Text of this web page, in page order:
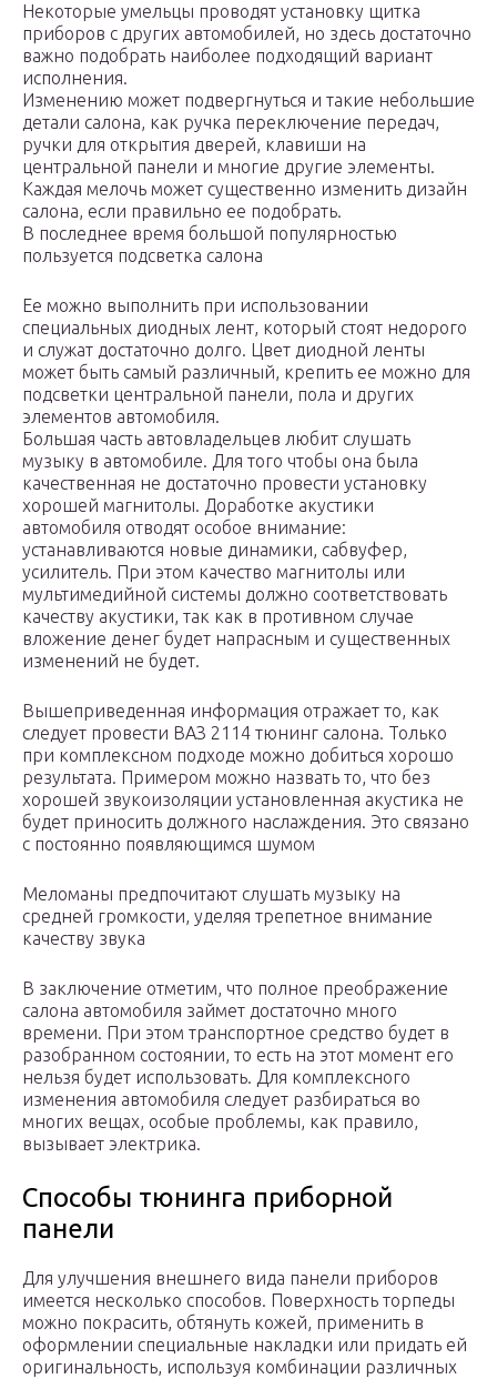
Некоторые умельцы проводят установку щитка
приборов с других автомобилей, но здесь достаточно
важно подобрать наиболее подходящий вариант
исполнения.
Изменению может подвергнуться и такие небольшие
детали салона, как ручка переключение передач,
ручки для открытия дверей, клавиши на
центральной панели и многие другие элементы.
Каждая мелочь может существенно изменить дизайн
салона, если правильно ее подобрать.
В последнее время большой популярностью
пользуется подсветка салона
Ее можно выполнить при использовании
специальных диодных лент, который стоят недорого
и служат достаточно долго. Цвет диодной ленты
может быть самый различный, крепить ее можно для
подсветки центральной панели, пола и других
элементов автомобиля.
Большая часть автовладельцев любит слушать
музыку в автомобиле. Для того чтобы она была
качественная не достаточно провести установку
хорошей магнитолы. Доработке акустики
автомобиля отводят особое внимание:
устанавливаются новые динамики, сабвуфер,
усилитель. При этом качество магнитолы или
мультимедийной системы должно соответствовать
качеству акустики, так как в противном случае
вложение денег будет напрасным и существенных
изменений не будет.
Вышеприведенная информация отражает то, как
следует провести ВАЗ 2114 тюнинг салона. Только
при комплексном подходе можно добиться хорошо
результата. Примером можно назвать то, что без
хорошей звукоизоляции установленная акустика не
будет приносить должного наслаждения. Это связано
с постоянно появляющимся шумом
Меломаны предпочитают слушать музыку на
средней громкости, уделяя трепетное внимание
качеству звука
В заключение отметим, что полное преображение
салона автомобиля займет достаточно много
времени. При этом транспортное средство будет в
разобранном состоянии, то есть на этот момент его
нельзя будет использовать. Для комплексного
изменения автомобиля следует разбираться во
многих вещах, особые проблемы, как правило,
вызывает электрика.
Способы тюнинга приборной
панели
Для улучшения внешнего вида панели приборов
имеется несколько способов. Поверхность торпеды
можно покрасить, обтянуть кожей, применить в
оформлении специальные накладки или придать ей
оригинальность, используя комбинации различных